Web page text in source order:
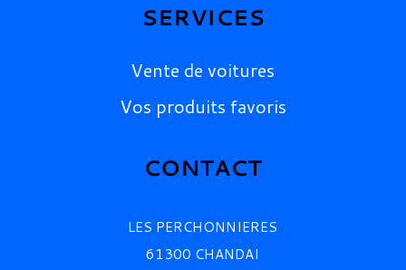
SERVICES
Vente de voitures
Vos produits favoris
CONTACT
LES PERCHONNIERES
61300 CHANDAI